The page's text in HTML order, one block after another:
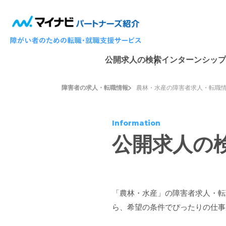
公開求人の検索インターンシッ
障害者の求人・転職情報 農林・水産の障害者求人・転職
Information
公開求人の
「農林・水産」の障害者求人・
ら、希望の条件でぴったりの仕